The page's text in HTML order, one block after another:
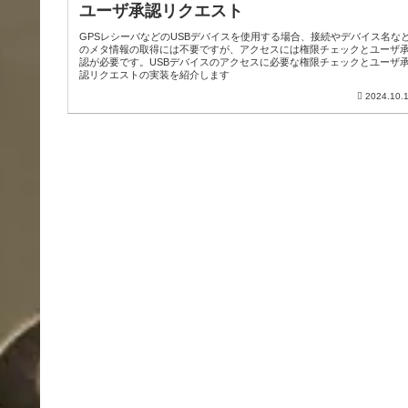
ユーザ承認リクエスト
GPSレシーバなどのUSBデバイスを使用する場合、接続やデバイス名な
のメタ情報の取得には不要ですが、アクセスには権限チェックとユーザ承
認が必要です。USBデバイスのアクセスに必要な権限チェックとユーザ承
認リクエストの実装を紹介します